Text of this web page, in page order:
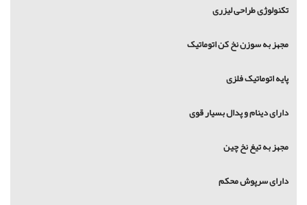
تکنولوژی طراحی لیزری
مجهز به سوزن نخ کن اتوماتیک
پایه اتوماتیک فلزی
دارای دینام و پدال بسیار قوی
مجهز به تیغ نخ چین
دارای سرپوش محکم